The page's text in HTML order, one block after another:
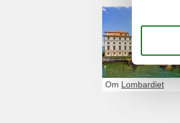
Om Lombardiet